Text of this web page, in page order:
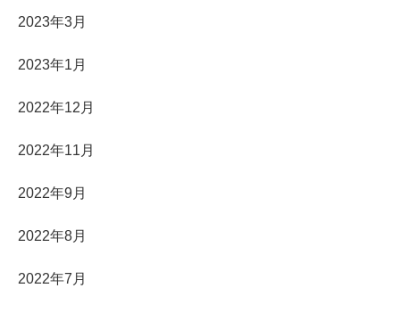
2023年3月
2023年1月
2022年12月
2022年11月
2022年9月
2022年8月
2022年7月